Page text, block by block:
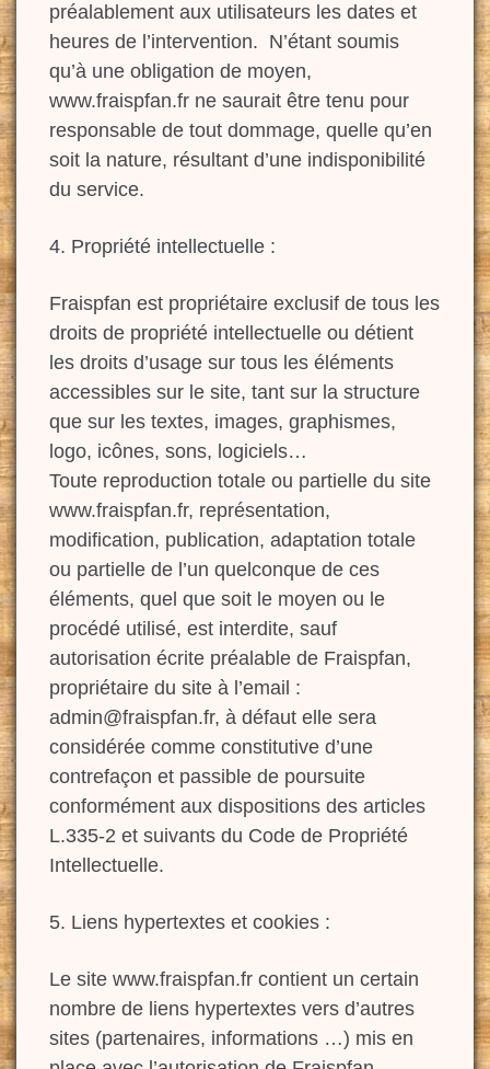
préalablement aux utilisateurs les dates et
heures de l’intervention. N’étant soumis
qu’à une obligation de moyen,
www.fraispfan.fr ne saurait être tenu pour
responsable de tout dommage, quelle qu’en
soit la nature, résultant d’une indisponibilité
du service.
4. Propriété intellectuelle :
Fraispfan est propriétaire exclusif de tous les
droits de propriété intellectuelle ou détient
les droits d’usage sur tous les éléments
accessibles sur le site, tant sur la structure
que sur les textes, images, graphismes,
logo, icônes, sons, logiciels…
Toute reproduction totale ou partielle du site
www.fraispfan.fr, représentation,
modification, publication, adaptation totale
ou partielle de l’un quelconque de ces
éléments, quel que soit le moyen ou le
procédé utilisé, est interdite, sauf
autorisation écrite préalable de Fraispfan,
propriétaire du site à l’email :
admin@fraispfan.fr, à défaut elle sera
considérée comme constitutive d’une
contrefaçon et passible de poursuite
conformément aux dispositions des articles
L.335-2 et suivants du Code de Propriété
Intellectuelle.
5. Liens hypertextes et cookies :
Le site www.fraispfan.fr contient un certain
nombre de liens hypertextes vers d’autres
sites (partenaires, informations …) mis en